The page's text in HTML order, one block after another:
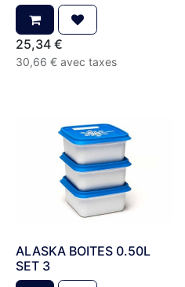
25,34€
30,66 € avec taxes
ALASKA BOITES 0.50L
SET 3